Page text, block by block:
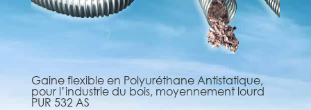
Gaine flexible en Polyuréthane Antistatique,
pour l’industrie du bois, moyennement lourd
PUR 532 AS